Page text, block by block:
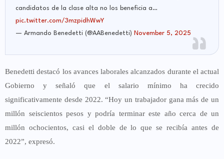
candidatos de la clase alta no los beneficia a…
pic.twitter.com/3mzpidhWwY
— Armando Benedetti (@AABenedetti) November 5, 2025
Benedetti destacó los avances laborales alcanzados durante el actual
Gobierno y señaló que el salario mínimo ha crecido
significativamente desde 2022. “Hoy un trabajador gana más de un
millón seiscientos pesos y podría terminar este año cerca de un
millón ochocientos, casi el doble de lo que se recibía antes de
2022”, expresó.